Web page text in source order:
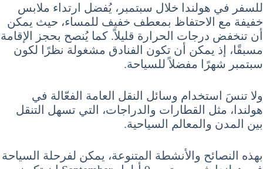
للسفر في هولندا خلال سبتمبر، يُفضل ارتداء ملابس
خفيفة مع الاحتفاظ بمعطف خفيف للمساء، حيث يمكن
أن تنخفض درجات الحرارة قليلاً. كما يُنصح بحجز الإقامة
مسبقًا، إذ يمكن أن تكون الفنادق مشغولة نظرًا لكون
سبتمبر شهرًا مفضلاً للسياحة.
ولا تنسَ استخدام وسائل النقل العامة الفعّالة في
هولندا، مثل القطارات والدراجات، التي تسهل التنقل
بين المدن والمعالم السياحية.
بهذه النصائح والأنشطة المتنوعة، يمكن لفرحلة السياحة